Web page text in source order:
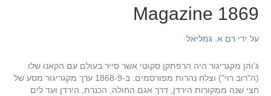
Magazine 1869
על ידי רם א. גמליאל
ג'והן מקגריגור היה הרפתקן סקוטי אשר סייר בעולם עם הקאנו שלו
(ה"רוב רוי") וצלח נהרות מפורסמים. ב-1868-9 ערך מקגריגור מסע של
חצי שנה ממקורות הירדן, דרך אגם החולה, הכנרת, הירדן ועד לים